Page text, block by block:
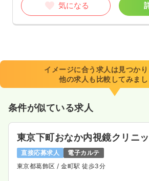
気になる
イメージに合う求人は見つかり
他の求人も比較してみまし
条件が似ている求人
東京下町おなか内視鏡クリニ
直接応募求人
電子カルテ
東京都葛飾区 / 金町駅 徒歩3分